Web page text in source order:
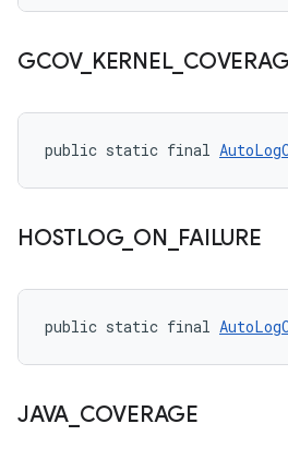
GCOV_ KERNEL_
public static final
HOSTLOG_ ON FAILURE
public static final
JAVA COVERAGE